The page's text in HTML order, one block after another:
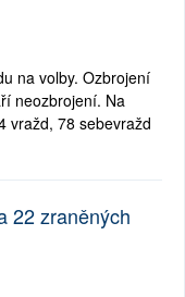
na volby. Ozbrojení
neozbrojení. Na
vražd, 78 sebevražd
22 zraněných